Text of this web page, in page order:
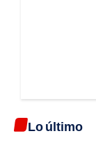
Lo último